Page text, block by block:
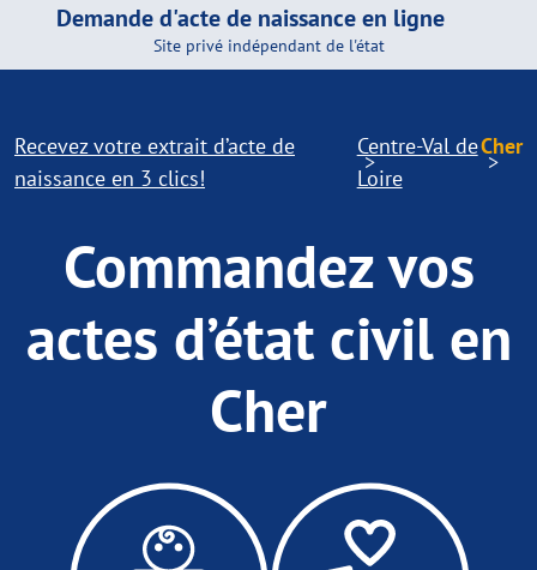
Demande d'acte de naissance en ligne
Site privé indépendant de l'état
Recevez votre extrait d’acte de
naissance en 3 clics!
Centre-Val de
Loire
Cher
Commandez vos
actes d’état civil en
Cher